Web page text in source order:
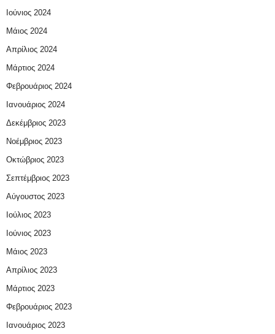
Ιούνιος 2024
Μάιος 2024
Απρίλιος 2024
Μάρτιος 2024
Φεβρουάριος 2024
Ιανουάριος 2024
Δεκέμβριος 2023
Νοέμβριος 2023
Οκτώβριος 2023
Σεπτέμβριος 2023
Αύγουστος 2023
Ιούλιος 2023
Ιούνιος 2023
Μάιος 2023
Απρίλιος 2023
Μάρτιος 2023
Φεβρουάριος 2023
Ιανουάριος 2023